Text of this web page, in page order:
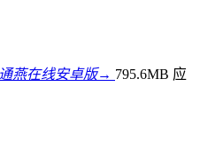
通燕在线安卓版→ 795.6MB 应